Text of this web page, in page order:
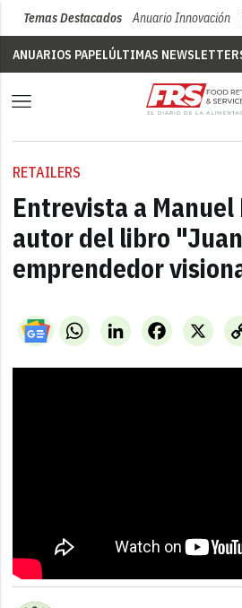
Temas Destacados Anuario Innovación
ANUARIOS PAPELÚLTIMAS
RETAILERS
Entrevista a Manuel
autor del libro
emprendedor
WhatsAppLinkedIn X
Facebook